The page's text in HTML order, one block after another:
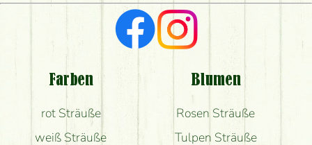
Ich suche rote Rosen, hast du welche?
Welche Rückmeldungen bekomme ich zum
Blumenversand?
Bekomme ich wirklich, was auf dem Bild zu sehen
Farben
rot Sträuße
weiß Sträuße
Blumen
Rosen Sträuße
Tulpen Sträuße